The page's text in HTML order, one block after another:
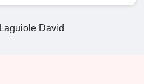
Laguiole David